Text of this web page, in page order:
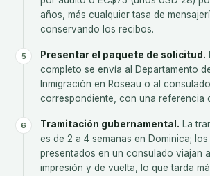
años, más cualquier tasa de
conservando los recibos.
Presentar el paquete de solicitud.
completo se envía al Departamento
Inmigración en Roseau o al
correspondiente, con una referencia
Tramitación gubernamental. La
es de 2 a 4 semanas en Dominica;
presentados en un consulado viajan
impresión y de vuelta, lo que tarda